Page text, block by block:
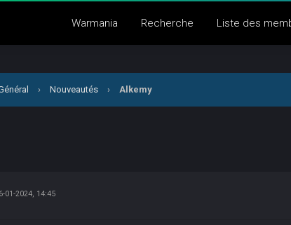
Warmania Recherche Liste des
› Nouveautés › Alkemy
01-2024, 14:45